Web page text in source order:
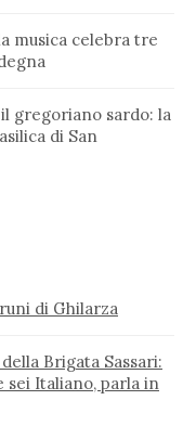
musica celebra tre
gregoriano sardo: la
di San
di Ghilarza
Brigata Sassari:
sei Italiano, parla in